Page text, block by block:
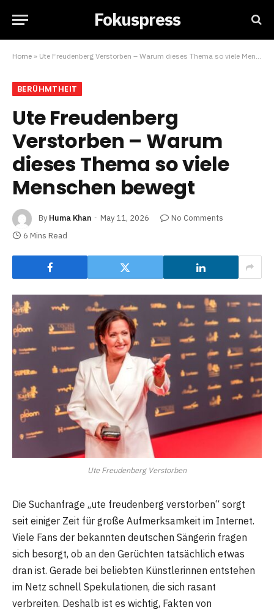
Fokuspress
Home » Ute Freudenberg Verstorben – Warum dieses Thema so viele Menschen bewegt
BERÜHMTHEIT
Ute Freudenberg
Verstorben – Warum
dieses Thema so viele
Menschen bewegt
By Huma Khan May 11, 2026
No Comments
6 Mins Read
Ute Freudenberg Verstorben
Die Suchanfrage „ute freudenberg verstorben“ sorgt
seit einiger Zeit für große Aufmerksamkeit im Internet.
Viele Fans der bekannten deutschen Sängerin fragen
sich besorgt, ob an den Gerüchten tatsächlich etwas
dran ist. Gerade bei beliebten Künstlerinnen entstehen
im Netz schnell Spekulationen, die sich rasant
verbreiten. Deshalb ist es wichtig, Fakten von